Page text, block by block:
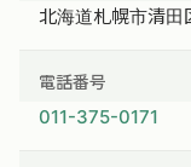
北海道札幌市清田
電話番号
011-375-0171